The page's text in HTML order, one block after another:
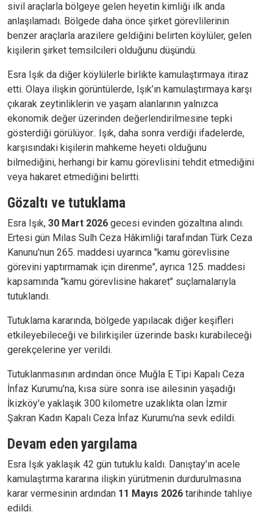
sivil araçlarla bölgeye gelen heyetin kimliği ilk anda
anlaşılamadı. Bölgede daha önce şirket görevlilerinin
benzer araçlarla arazilere geldiğini belirten köylüler, gelen
kişilerin şirket temsilcileri olduğunu düşündü.
Esra Işık da diğer köylülerle birlikte kamulaştırmaya itiraz
etti. Olaya ilişkin görüntülerde, Işık’ın kamulaştırmaya karşı
çıkarak zeytinliklerin ve yaşam alanlarının yalnızca
ekonomik değer üzerinden değerlendirilmesine tepki
gösterdiği görülüyor.. Işık, daha sonra verdiği ifadelerde,
karşısındaki kişilerin mahkeme heyeti olduğunu
bilmediğini, herhangi bir kamu görevlisini tehdit etmediğini
veya hakaret etmediğini belirtti.
Gözaltı ve tutuklama
Esra Işık, 30 Mart 2026 gecesi evinden gözaltına alındı.
Ertesi gün Milas Sulh Ceza Hâkimliği tarafından Türk Ceza
Kanunu'nun 265. maddesi uyarınca "kamu görevlisine
görevini yaptırmamak için direnme", ayrıca 125. maddesi
kapsamında "kamu görevlisine hakaret" suçlamalarıyla
tutuklandı.
Tutuklama kararında, bölgede yapılacak diğer keşifleri
etkileyebileceği ve bilirkişiler üzerinde baskı kurabileceği
gerekçelerine yer verildi.
Tutuklanmasının ardından önce Muğla E Tipi Kapalı Ceza
İnfaz Kurumu'na, kısa süre sonra ise ailesinin yaşadığı
İkizköy'e yaklaşık 300 kilometre uzaklıkta olan İzmir
Şakran Kadın Kapalı Ceza İnfaz Kurumu'na sevk edildi.
Devam eden yargılama
Esra Işık yaklaşık 42 gün tutuklu kaldı. Danıştay'ın acele
kamulaştırma kararına ilişkin yürütmenin durdurulmasına
karar vermesinin ardından 11 Mayıs 2026 tarihinde tahliye
edildi.